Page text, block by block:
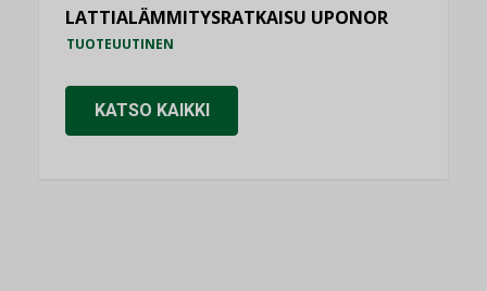
LATTIALÄMMITYSRATKAISU UPONOR
TUOTEUUTINEN
KATSO KAIKKI